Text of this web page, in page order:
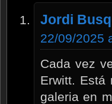
Jordi
22/09/2025
Cada vez
Erwitt. Está
galeria en